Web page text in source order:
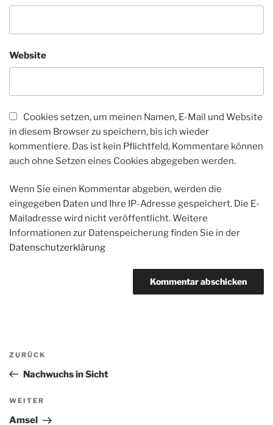
Website
Cookies setzen, um meinen Namen, E-Mail und Website
in diesem Browser zu speichern, bis ich wieder
kommentiere. Das ist kein Pflichtfeld, Kommentare können
auch ohne Setzen eines Cookies abgegeben werden.
Wenn Sie einen Kommentar abgeben, werden die
eingegeben Daten und Ihre IP-Adresse gespeichert. Die E-
Mailadresse wird nicht veröffentlicht. Weitere
Informationen zur Datenspeicherung finden Sie in der
Datenschutzerklärung
Beitragsnavigation
Vorheriger
Beitrag
ZURÜCK
Nachwuchs in Sicht
Nächster
Beitrag
WEITER
Amsel